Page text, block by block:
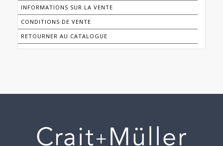
INFORMATIONS SUR LA VENTE
CONDITIONS DE VENTE
RETOURNER AU CATALOGUE